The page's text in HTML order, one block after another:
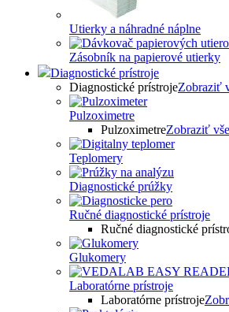
Utierky a náhradné náplne
Zásobník na papierové utierky
Diagnostické prístroje
Diagnostické prístrojeZobraziť
Pulzoximetre
PulzoximetreZobraziť
Teplomery
Diagnostické prúžky
Ručné diagnostické prístroje
Ručné diagnostické
Glukomery
Laboratórne prístroje
Laboratórne prístroje